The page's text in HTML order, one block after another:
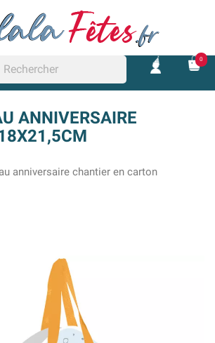
0
ANNIVERSAIRE
anniversaire chantier en carton